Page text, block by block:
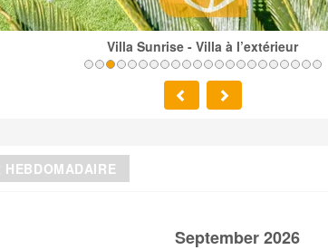
Villa Sunrise - Villa à l’extérieur
HEBDOMADAIRE
September 2026